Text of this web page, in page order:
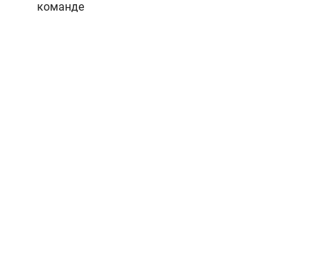
команде